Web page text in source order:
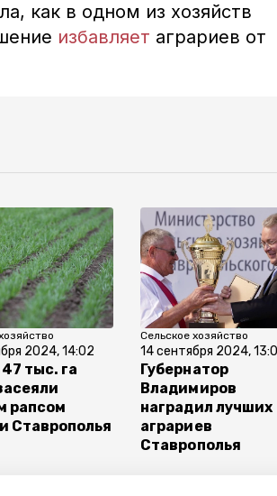
как в одном из хозяйств
избавляет аграриев от
2024, 14:02
тыс. га
рапсом
Ставрополья
Сельское хозяйство
14 сентября 2024,
Губернатор
Владимиров
наградил лучших
аграриев
Ставрополья